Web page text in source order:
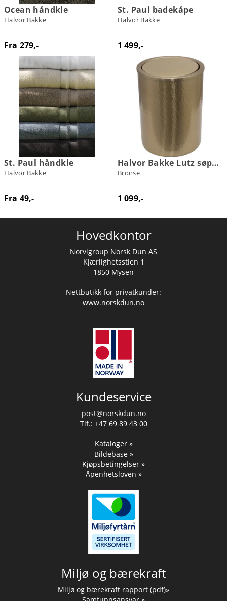
Ocean håndkle
Halvor Bakke
Fra 279,-
St. Paul badekåpe
Halvor Bakke
1 499,-
St. Paul håndkle
Halvor Bakke
Fra 49,-
Halvor Bakke Lutz søppelbøtte
Bronse
1 099,-
Hovedkontor
Norvigroup Norsk Dun AS
Kjærlighetsstien 1
1850 Mysen
Nettbutikk for privatkunder:
www.norskdun.no
Kundeservice
post@norskdun.no
Tlf.: +47 69 89 43 00
Kataloger »
Bildebase »
Kjøpsbetingelser »
Åpenhetsloven »
Miljø og bærekraft
Miljø og bærekraft rapport (pdf)»